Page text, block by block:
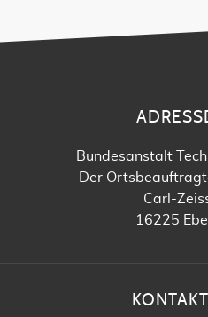
Bundesanstalt
Der
Carl-
16225